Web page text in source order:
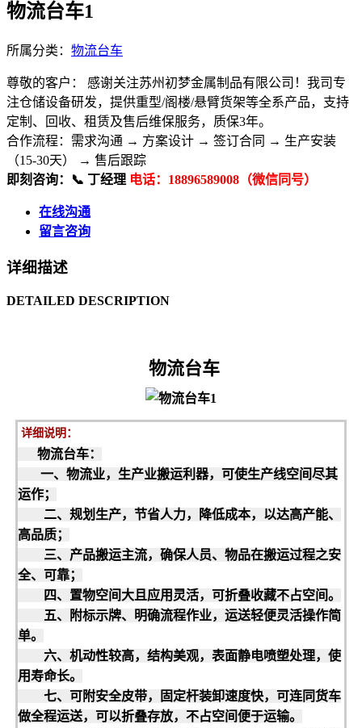
物流台车1
所属分类： 物流台车
尊敬的客户： 感谢关注苏州初梦金属制品有限公司！我司专
注仓储设备研发，提供重型/阁楼/悬臂货架等全系产品，支持
定制、回收、租赁及售后维保服务，质保3年。
合作流程：​ 需求沟通 → 方案设计 → 签订合同 → 生产安装
（15-30天） → 售后跟踪
即刻咨询：​ 📞 丁经理 电话：18896589008（微信同号）
在线沟通
留言咨询
详细描述
DETAILED DESCRIPTION
物流台车
详细说明：
物流台车：
一、物流业，生产业搬运利器，可使生产线空间尽其
运作；
二、规划生产，节省人力，降低成本，以达高产能、
高品质；
三、产品搬运主流，确保人员、物品在搬运过程之安
全、可靠；
四、置物空间大且应用灵活，可折叠收藏不占空间。
五、附标示牌、明确流程作业，运送轻便灵活操作简
单。
六、机动性较高，结构美观，表面静电喷塑处理，使
用寿命长。
七、可附安全皮带，固定杆装卸速度快，可连同货车
做全程运送，可以折叠存放，不占空间便于运输。